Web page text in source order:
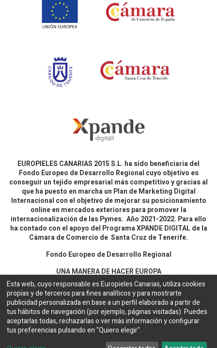
EUROPIELES CANARIAS 2015 S.L. ha sido beneficiaria del
Fondo Europeo de Desarrollo Regional cuyo objetivo es
conseguir un tejido empresarial más competitivo y gracias al
que ha puesto en marcha un Plan de Marketing Digital
Internacional con el objetivo de mejorar su posicionamiento
online en mercados exteriores para promover la
internacionalización de las Pymes. Año 2021-2022. Para ello
ha contado con el apoyo del Programa XPANDE DIGITAL de la
Cámara de Comercio de Santa Cruz de Tenerife.
Fondo Europeo de Desarrollo Regional
UNA MANERA DE HACER EUROPA
Aviso legal y política de privacidad
Copyright © EUROPIELES CANARIAS 2015 S.L.
Esta web, cuyo responsable es Europieles Canarias, utiliza cookies
propias y de terceros para fines analíticos y para mostrarte
publicidad personalizada en base a un perfil elaborado a partir de
tus hábitos de navegación (por ejemplo, páginas visitadas). Puedes
aceptarlas todas, rechazarlas o ver más información y configurar
tus preferencias pulsando en "Quiero elegir".